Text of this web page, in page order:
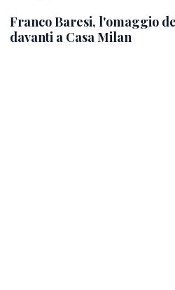
Franco Baresi, l'omaggio
davanti a Casa Milan